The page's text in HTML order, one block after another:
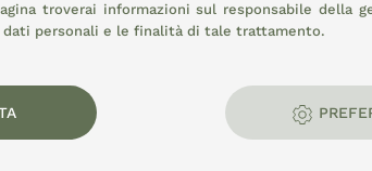
troverai informazioni sul responsabile della
personali e le finalità di tale trattamento.